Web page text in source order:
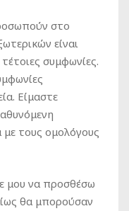
στο
είναι
συμφωνίες.
Είμαστε
με τους ομολόγους
μου να προσθέσω
θα μπορούσαν